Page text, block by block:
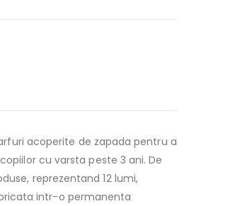
acoperite de zapada pentru a
cu varsta peste 3 ani. De
reprezentand 12 lumi,
intr-o permanenta